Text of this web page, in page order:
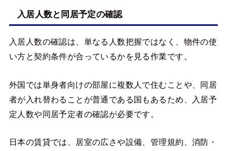
入居人数と同居予定の確認
入居人数の確認は、単なる人数把握ではなく、物件の使
い方と契約条件が合っているかを見る作業です。
外国では単身者向けの部屋に複数人で住むことや、同居
者が入れ替わることが普通である国もあるため、入居予
定人数や同居予定者の確認が必要です。
日本の賃貸では、居室の広さや設備、管理規約、消防・